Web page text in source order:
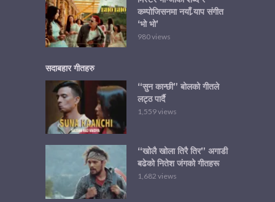
कम्पोजिसनमा नयाँ र्‍याप संगीत
‘भो भो’
980 views
सदाबहार गीतहरु
“सुन कान्छी” बोलको गीतले
लट्ठ पार्दै
1,559 views
“खोलै खोला तिरै तिर” अगाडी
बढेको नितेश जंगको गीतहरू
1,682 views